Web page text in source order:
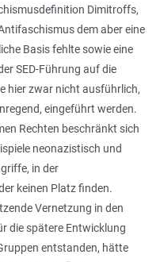
Dimitroffs,
dem aber eine
Basis fehlte sowie eine
SED-Führung auf die
hier zwar nicht ausführlich,
eingeführt werden.
Rechten beschränkt sich
neonazistisch und
in der
keinen Platz finden.
Vernetzung in den
die spätere Entwicklung
entstanden, hätte